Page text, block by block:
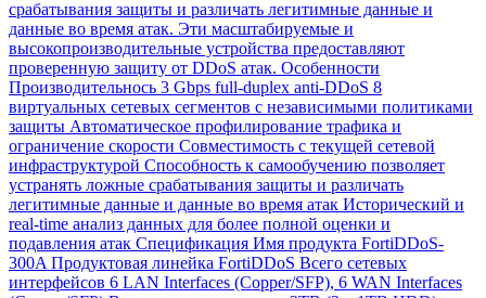
срабатывания защиты и различать легитимные данные и
данные во время атак. Эти масштабируемые и
высокопроизводительные устройства предоставляют
проверенную защиту от DDoS атак. Особенности
Производительнось 3 Gbps full-duplex anti-DDoS 8
виртуальных сетевых сегментов с независимыми политиками
защиты Автоматическое профилирование трафика и
ограничение скорости Совместимость с текущей сетевой
инфраструктурой Способность к самообучению позволяет
устранять ложные срабатывания защиты и различать
легитимные данные и данные во время атак Исторический и
real-time анализ данных для более полной оценки и
подавления атак Спецификация Имя продукта FortiDDoS-
300A Продуктовая линейка FortiDDoS Всего сетевых
интерфейсов 6 LAN Interfaces (Copper/SFP), 6 WAN Interfaces